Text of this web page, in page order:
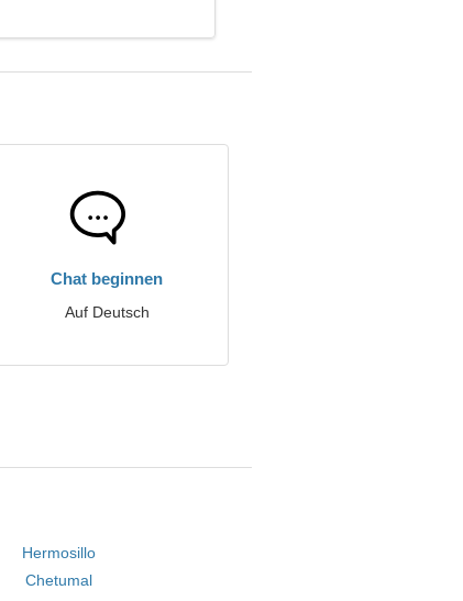
Chat beginnen
Auf Deutsch
Hermosillo
Chetumal